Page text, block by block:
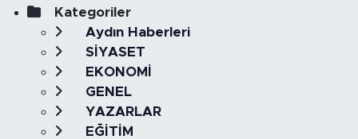
Kategoriler
Aydın Haberleri
SİYASET
EKONOMİ
GENEL
YAZARLAR
EĞİTİM